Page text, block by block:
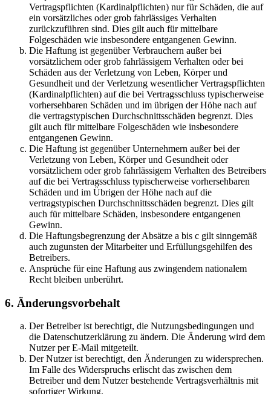
Vertragspflichten (Kardinalpflichten) nur für Schäden, die auf
ein vorsätzliches oder grob fahrlässiges Verhalten
zurückzuführen sind. Dies gilt auch für mittelbare
Folgeschäden wie insbesondere entgangenen Gewinn.
Die Haftung ist gegenüber Verbrauchern außer bei
vorsätzlichem oder grob fahrlässigem Verhalten oder bei
Schäden aus der Verletzung von Leben, Körper und
Gesundheit und der Verletzung wesentlicher Vertragspflichten
(Kardinalpflichten) auf die bei Vertragsschluss typischerweise
vorhersehbaren Schäden und im übrigen der Höhe nach auf
die vertragstypischen Durchschnittsschäden begrenzt. Dies
gilt auch für mittelbare Folgeschäden wie insbesondere
entgangenen Gewinn.
Die Haftung ist gegenüber Unternehmern außer bei der
Verletzung von Leben, Körper und Gesundheit oder
vorsätzlichem oder grob fahrlässigem Verhalten des Betreibers
auf die bei Vertragsschluss typischerweise vorhersehbaren
Schäden und im Übrigen der Höhe nach auf die
vertragstypischen Durchschnittsschäden begrenzt. Dies gilt
auch für mittelbare Schäden, insbesondere entgangenen
Gewinn.
Die Haftungsbegrenzung der Absätze a bis c gilt sinngemäß
auch zugunsten der Mitarbeiter und Erfüllungsgehilfen des
Betreibers.
Ansprüche für eine Haftung aus zwingendem nationalem
Recht bleiben unberührt.
6. Änderungsvorbehalt
Der Betreiber ist berechtigt, die Nutzungsbedingungen und
die Datenschutzerklärung zu ändern. Die Änderung wird dem
Nutzer per E-Mail mitgeteilt.
Der Nutzer ist berechtigt, den Änderungen zu widersprechen.
Im Falle des Widerspruchs erlischt das zwischen dem
Betreiber und dem Nutzer bestehende Vertragsverhältnis mit
sofortiger Wirkung.